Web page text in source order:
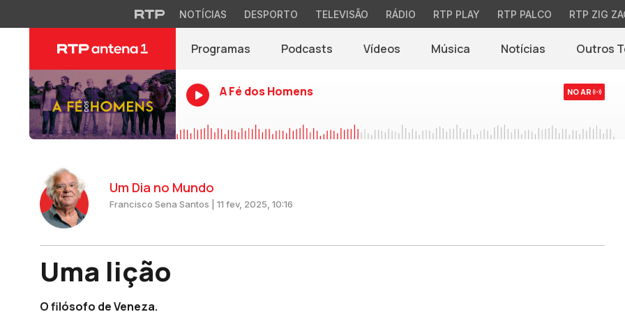
NOTÍCIAS DESPORTO TELEVISÃO RÁDIO RTP PLAY RTP PALCO RTP ZIG
Programas Podcasts Vídeos Música Notícias(abre em nova
Outros
A Fé dos Homens NO AR
Um Dia no Mundo
Francisco Sena Santos | 11 fev, 2025, 10:16
Uma lição
O filósofo de Veneza.